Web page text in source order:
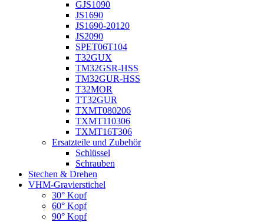
GJS1090
JS1690
JS1690-20120
JS2090
SPET06T104
T32GUX
TM32GSR-HSS
TM32GUR-HSS
T32MOR
TT32GUR
TXMT080206
TXMT110306
TXMT16T306
Ersatzteile und Zubehör
Schlüssel
Schrauben
Stechen & Drehen
VHM-Gravierstichel
30° Kopf
60° Kopf
90° Kopf